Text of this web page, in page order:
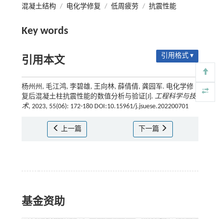
混凝土结构 / 电化学修复 / 低周疲劳 / 抗震性能
Key words
引用本文 引用格式 ▾
杨州州, 毛江鸿, 李碧雄, 王向林, 薛倩倩, 龚园军. 电化学修
复后混凝土柱抗震性能的数值分析与验证[J]. 工程科学与技
术, 2023, 55(06): 172-180 DOI:10.15961/j.jsuese.202200701
上一篇 下一篇
基金资助